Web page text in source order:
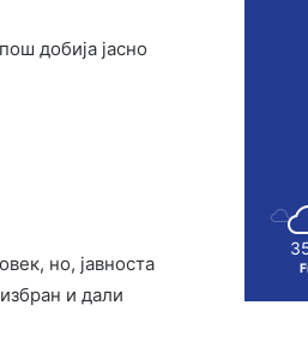
добија јасно
но, јавноста
и дали